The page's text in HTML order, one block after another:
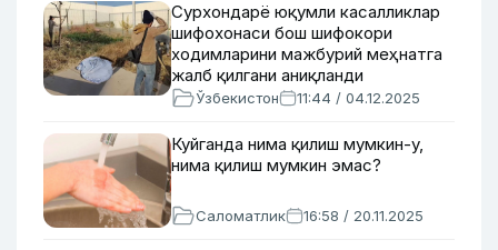
Сурхондарё юқумли касалликлар
шифохонаси бош шифокори
ходимларини мажбурий меҳнатга
жалб қилгани аниқланди
Ўзбекистон 11:44 / 04.12.2025
Куйганда нима қилиш мумкин-у,
нима қилиш мумкин эмас?
Саломатлик 16:58 / 20.11.2025